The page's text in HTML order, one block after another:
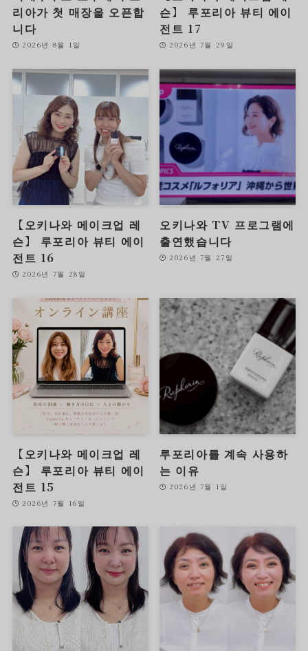
리아가 첫 매장을 오픈합
니다
2026년 8월 1일
슨】 루포리아 뷰티 에이
전트 17
2026년 7월 29일
【오키나와 메이크업 레
슨】 루포리아 뷰티 에이
전트 16
2026년 7월 28일
오키나와 TV 프로그램에
출연했습니다
2026년 7월 27일
【오키나와 메이크업 레
슨】 루포리아 뷰티 에이
전트 15
2026년 7월 16일
루포리아를 계속 사용하
는 이유
2026년 7월 1일